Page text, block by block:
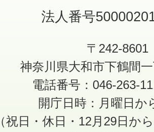
法人番号
〒242-8601
神奈川県大和市下鶴間
電話番号：046-263-
開庁日時：月曜日か
（祝日・休日・12月29日か